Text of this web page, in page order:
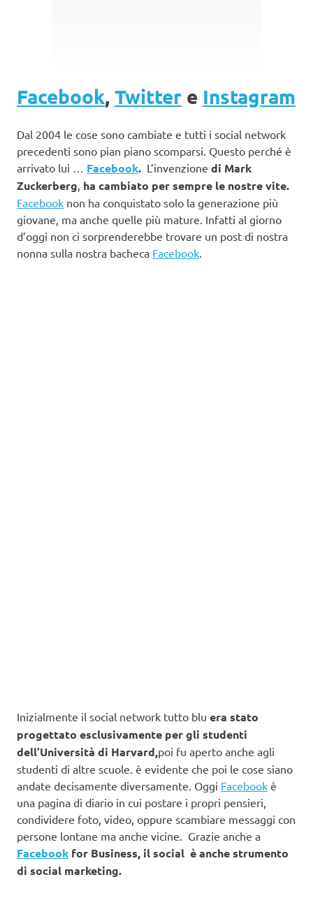
Facebook, Twitter e Instagram
Dal 2004 le cose sono cambiate e tutti i social network
precedenti sono pian piano scomparsi. Questo perché è
arrivato lui … Facebook. L’invenzione di Mark
Zuckerberg ha cambiato per sempre le nostre vite.
Facebook non ha conquistato solo la generazione più
giovane, ma anche quelle più mature. Infatti al giorno
d’oggi non ci sorprenderebbe trovare un post di nostra
nonna sulla nostra bacheca Facebook
Inizialmente il social network tutto blu era stato
progettato esclusivamente per gli studenti
dell’Università di Harvard,poi fu aperto anche agli
studenti di altre scuole. è evidente che poi le cose siano
andate decisamente diversamente. Oggi Facebook è
una pagina di diario in cui postare i propri pensieri,
condividere foto, video, oppure scambiare messaggi con
persone lontane ma anche vicine. Grazie anche a
Facebook for Business, il social è anche strumento
di social marketing.